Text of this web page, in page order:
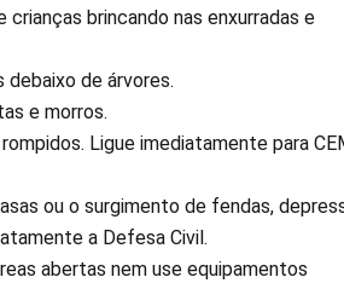
crianças brincando nas enxurradas e
debaixo de árvores.
e morros.
Ligue imediatamente para
ou o surgimento de fendas,
a Defesa Civil.
abertas nem use equipamentos